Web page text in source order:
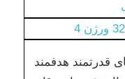
قدرتمند هدفمند